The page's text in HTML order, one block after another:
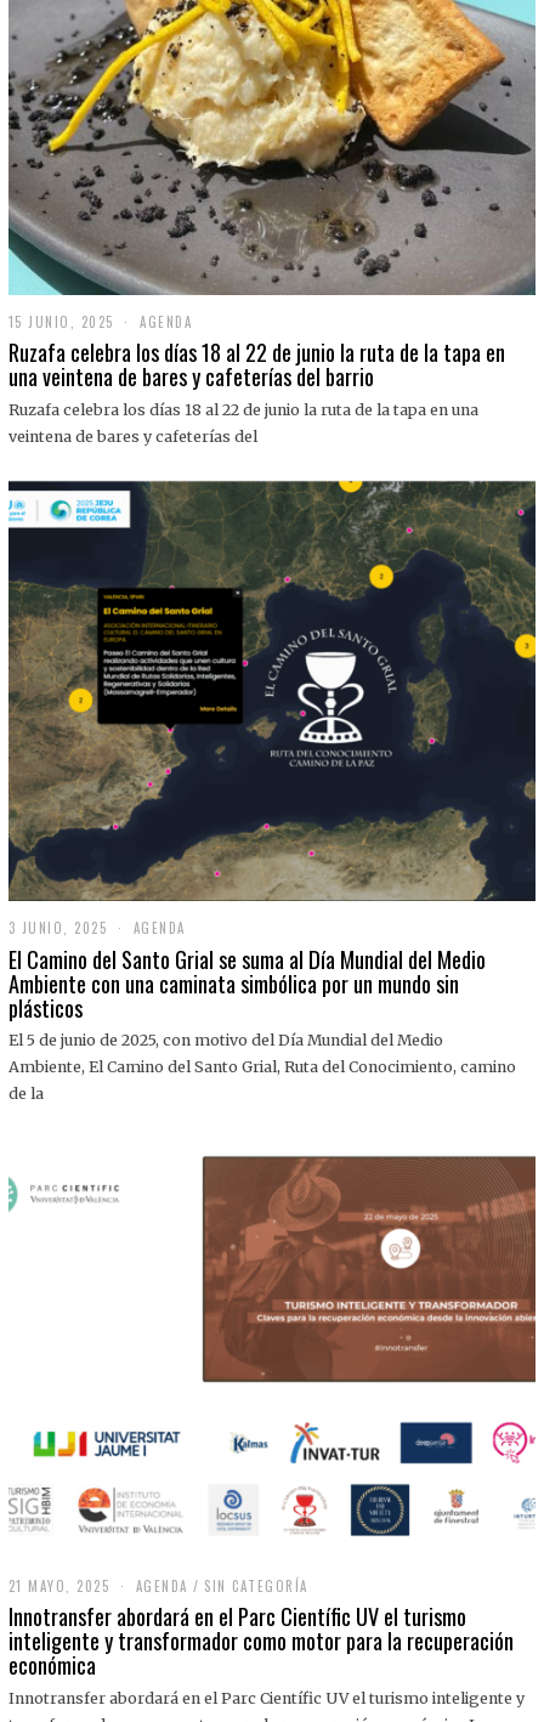
15 JUNIO, 2025
J
U
I
O
0
2
5
AGENDA
Ruzafa celebra los días 18 al 22 de junio la ruta de la tapa en
una veintena de bares y cafeterías del barrio
Ruzafa celebra los días 18 al 22 de junio la ruta de la tapa en una
veintena de bares y cafeterías del
3 JUNIO, 2025
J
U
N
,
0
AGENDA
El Camino del Santo Grial se suma al Día Mundial del Medio
Ambiente con una caminata simbólica por un mundo sin
plásticos
El 5 de junio de 2025, con motivo del Día Mundial del Medio
Ambiente, El Camino del Santo Grial, Ruta del Conocimiento, camino
de la
21 MAYO, 2025
M
A
Y
,
AGENDA / SIN CATEGORÍA
Innotransfer abordará en el Parc Científic UV el turismo
inteligente y transformador como motor para la recuperación
económica
Innotransfer abordará en el Parc Científic UV el turismo inteligente y